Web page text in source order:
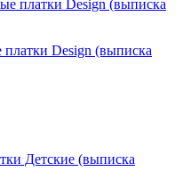
Design (выписка